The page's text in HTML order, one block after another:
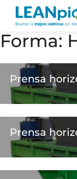
Forma:
Prensa
Prensa